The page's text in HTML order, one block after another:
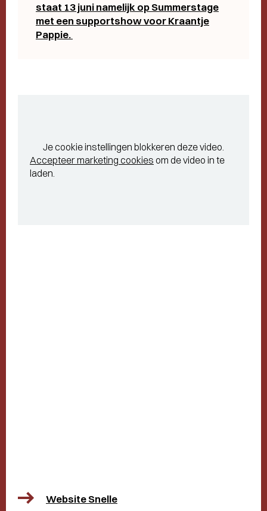
staat 13 juni namelijk op Summerstage
met een supportshow voor Kraantje
Pappie.
Je cookie instellingen blokkeren deze video.
Accepteer marketing cookies om de video in te
laden.
Website Snelle